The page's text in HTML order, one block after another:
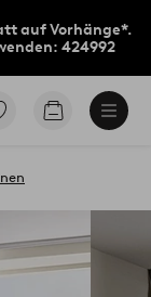
auf Vorhänge*.
424992
gehen
Zum